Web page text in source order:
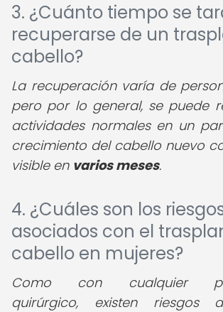
3. ¿Cuánto tiempo se
recuperarse de un
cabello?
La recuperación varía de
pero por lo general, se puede
actividades normales en un
crecimiento del cabello nuevo
visible en varios meses.
4. ¿Cuáles son los
asociados con el
cabello en mujeres?
Como con cualquier
quirúrgico, existen riesgos